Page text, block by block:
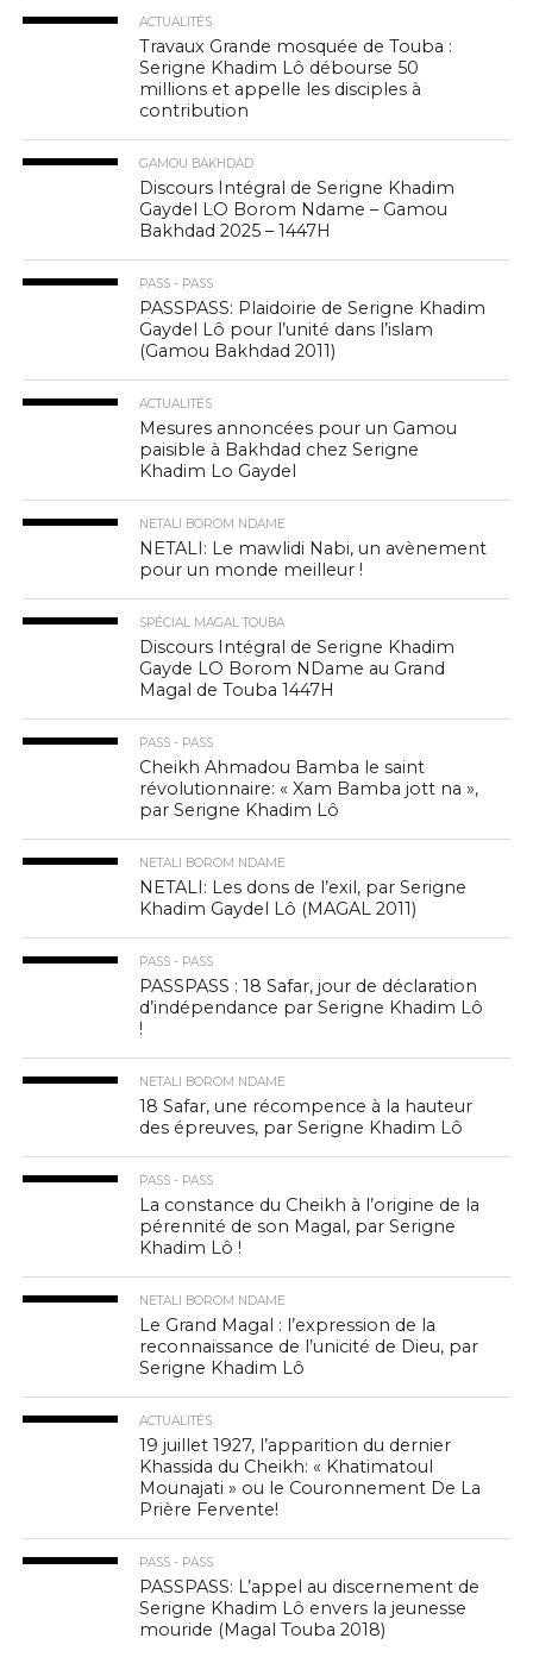
ACTUALITÉS
Travaux Grande mosquée de Touba :
Serigne Khadim Lô débourse 50
millions et appelle les disciples à
contribution
GAMOU BAKHDAD
Discours Intégral de Serigne Khadim
Gaydel LO Borom Ndame – Gamou
Bakhdad 2025 – 1447H
PASS - PASS
PASSPASS: Plaidoirie de Serigne Khadim
Gaydel Lô pour l’unité dans l’islam
(Gamou Bakhdad 2011)
ACTUALITÉS
Mesures annoncées pour un Gamou
paisible à Bakhdad chez Serigne
Khadim Lo Gaydel
NETALI BOROM NDAME
NETALI: Le mawlidi Nabi, un avènement
pour un monde meilleur !
SPÉCIAL MAGAL TOUBA
Discours Intégral de Serigne Khadim
Gayde LO Borom NDame au Grand
Magal de Touba 1447H
PASS - PASS
Cheikh Ahmadou Bamba le saint
révolutionnaire: « Xam Bamba jott na »,
par Serigne Khadim Lô
NETALI BOROM NDAME
NETALI: Les dons de l’exil, par Serigne
Khadim Gaydel Lô (MAGAL 2011)
PASS - PASS
PASSPASS : 18 Safar, jour de déclaration
d’indépendance par Serigne Khadim Lô
!
NETALI BOROM NDAME
18 Safar, une récompence à la hauteur
des épreuves, par Serigne Khadim Lô
PASS - PASS
La constance du Cheikh à l’origine de la
pérennité de son Magal, par Serigne
Khadim Lô !
NETALI BOROM NDAME
Le Grand Magal : l’expression de la
reconnaissance de l’unicité de Dieu, par
Serigne Khadim Lô
ACTUALITÉS
19 juillet 1927, l’apparition du dernier
Khassida du Cheikh: « Khatimatoul
Mounajati » ou le Couronnement De La
Prière Fervente!
PASS - PASS
PASSPASS: L’appel au discernement de
Serigne Khadim Lô envers la jeunesse
mouride (Magal Touba 2018)